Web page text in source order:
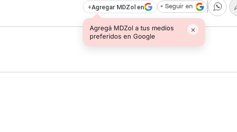
+Agregar MDZol en
Agregá MDZol a tus medios
preferidos en Google
×
+ Seguir en